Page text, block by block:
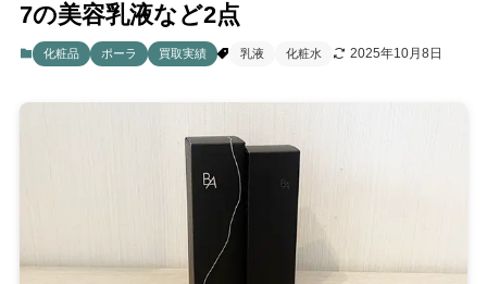
7の美容乳液など2点
化粧品 ポーラ 買取実績 乳液 化粧水 2025年10月8日